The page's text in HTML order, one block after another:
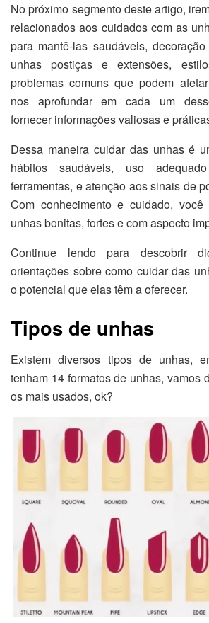
No próximo segmento deste artigo,
relacionados aos cuidados com as
para mantê-las saudáveis,
unhas postiças e extensões,
problemas comuns que podem
nos aprofundar em cada um
fornecer informações valiosas e
Dessa maneira cuidar das unhas é
hábitos saudáveis, uso
ferramentas, e atenção aos sinais de
Com conhecimento e cuidado,
unhas bonitas, fortes e com aspecto
Continue lendo para descobrir
orientações sobre como cuidar das
o potencial que elas têm a oferecer.
Tipos de unhas
Existem diversos tipos de unhas,
tenham 14 formatos de unhas, vamos
os mais usados, ok?